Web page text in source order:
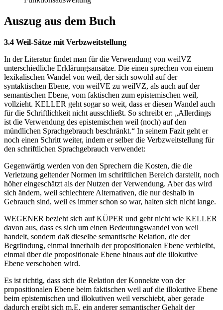
Auszug aus dem Buch
3.4 Weil-Sätze mit Verbzweitstellung
In der Literatur findet man für die Verwendung von weilVZ
unterschiedliche Erklärungsansätze. Die einen sprechen von einem
lexikalischen Wandel von weil, der sich sowohl auf der
syntaktischen Ebene, von weilVE zu weilVZ, als auch auf der
semantischen Ebene, vom faktischen zum epistemischen weil,
vollzieht. KELLER geht sogar so weit, dass er diesen Wandel auch
für die Schriftlichkeit nicht ausschließt. So schreibt er: „Allerdings
ist die Verwendung des epistemischen weil (noch) auf den
mündlichen Sprachgebrauch beschränkt.“ In seinem Fazit geht er
noch einen Schritt weiter, indem er selber die Verbzweitstellung für
den schriftlichen Sprachgebrauch verwendet:
Gegenwärtig werden von den Sprechern die Kosten, die die
Verletzung geltender Normen im schriftlichen Bereich darstellt, noch
höher eingeschätzt als der Nutzen der Verwendung. Aber das wird
sich ändern, weil schlechtere Alternativen, die nur deshalb in
Gebrauch sind, weil es immer schon so war, halten sich nicht lange.
WEGENER bezieht sich auf KÜPER und geht nicht wie KELLER
davon aus, dass es sich um einen Bedeutungswandel von weil
handelt, sondern daß dieselbe semantische Relation, die der
Begründung, einmal innerhalb der propositionalen Ebene verbleibt,
einmal über die propositionale Ebene hinaus auf die illokutive
Ebene verschoben wird.
Es ist richtig, dass sich die Relation der Konnekte von der
propositionalen Ebene beim faktischen weil auf die illokutive Ebene
beim epistemischen und illokutiven weil verschiebt, aber gerade
dadurch ergibt sich m.E. ein anderer semantischer Gehalt der